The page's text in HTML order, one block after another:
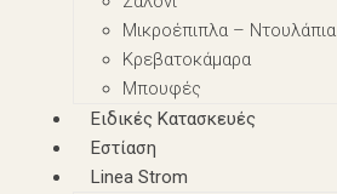
Μικροέπιπλα – Nτουλάπια
Κρεβατοκάμαρα
Μπουφές
Ειδικές Κατασκευές
Εστίαση
Linea Strom